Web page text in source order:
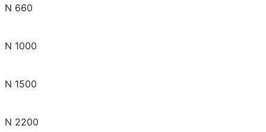
N 660
N 1000
N 1500
N 2200